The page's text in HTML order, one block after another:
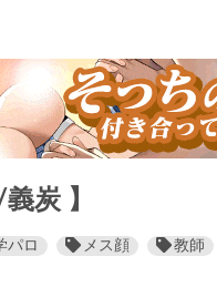
炭 】
パロ メス顔 教師